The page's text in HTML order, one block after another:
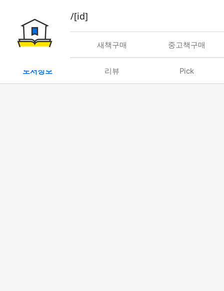
book/rent/[id]
대여 새책구매 중고책구매
도서정보 리뷰 Pick